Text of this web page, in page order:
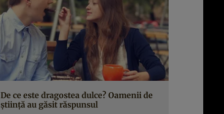
De ce este dragostea dulce? Oamenii de
ştiinţă au găsit răspunsul